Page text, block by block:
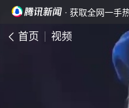
· 获取全网一手
首页 视频